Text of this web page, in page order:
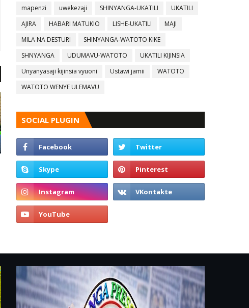
mapenzi
uwekezaji SHINYANGA-UKATILI
UKATILI
AJIRA
HABARI MATUKIO LISHE-UKATILI
MAJI
MILA NA DESTURI
SHINYANGA-WATOTO KIKE
SHNYANGA
UDUMAVU-WATOTO
UKATILI KIJINSIA
Unyanyasaji kijinsia vyuoni
Ustawi jamii
WATOTO
WATOTO WENYE ULEMAVU
SOCIAL PLUGIN